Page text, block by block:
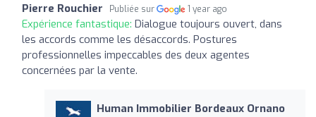
Pierre Rouchier Publiée sur 1 year ago
Expérience fantastique: Dialogue toujours ouvert, dans
les accords comme les désaccords. Postures
professionnelles impeccables des deux agentes
concernées par la vente.
Human Immobilier Bordeaux Ornano